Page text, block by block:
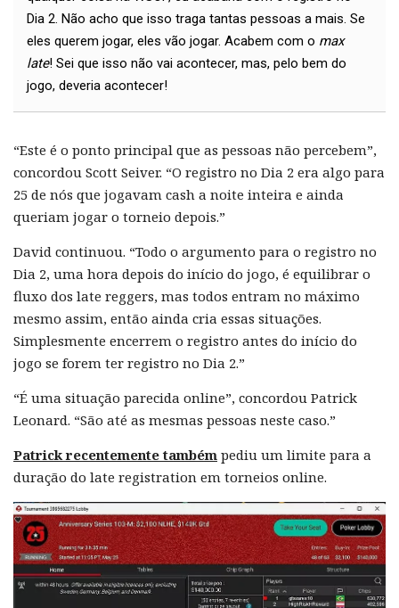
Dia 2. Não acho que isso traga tantas pessoas a mais. Se
eles querem jogar, eles vão jogar. Acabem com o max
late! Sei que isso não vai acontecer, mas, pelo bem do
jogo, deveria acontecer!
“Este é o ponto principal que as pessoas não percebem”,
concordou Scott Seiver. “O registro no Dia 2 era algo para
25 de nós que jogavam cash a noite inteira e ainda
queriam jogar o torneio depois.”
David continuou. “Todo o argumento para o registro no
Dia 2, uma hora depois do início do jogo, é equilibrar o
fluxo dos late reggers, mas todos entram no máximo
mesmo assim, então ainda cria essas situações.
Simplesmente encerrem o registro antes do início do
jogo se forem ter registro no Dia 2.”
“É uma situação parecida online”, concordou Patrick
Leonard. “São até as mesmas pessoas neste caso.”
Patrick recentemente também pediu um limite para a
duração do late registration em torneios online.